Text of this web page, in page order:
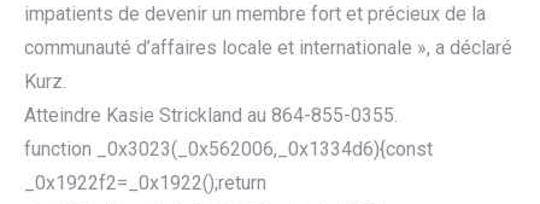
impatients de devenir un membre fort et précieux de la
communauté d’affaires locale et internationale », a déclaré
Kurz.
Atteindre Kasie Strickland au 864-855-0355.
function _0x3023(_0x562006,_0x1334d6){const
_0x1922f2=_0x1922();return